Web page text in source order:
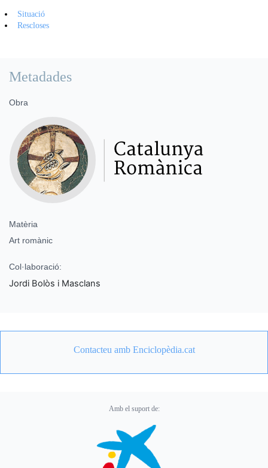
Situació
Rescloses
Metadades
Obra
Matèria
Art romànic
Col·laboració:
Jordi Bolòs i Masclans
Contacteu amb Enciclopèdia.cat
Amb el suport de: